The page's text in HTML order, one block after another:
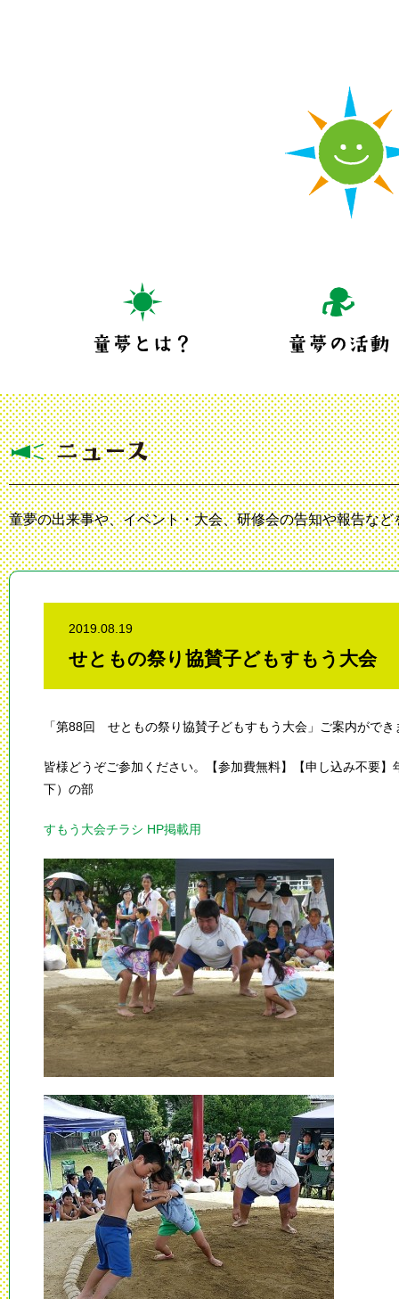
童夢の出来事や、イベント・大会、研修会の告知や報告な
2019.08.19
せともの祭り協賛子どもすもう大会
「第88回 せともの祭り協賛子どもすもう大会」ご案内ができ
皆様どうぞご参加ください。【参加費無料】【申し込み不要
下）の部
すもう大会チラシ HP掲載用